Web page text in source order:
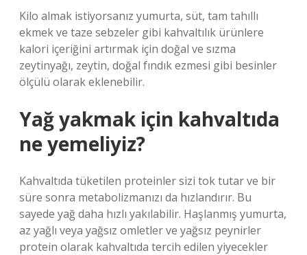
Kilo almak istiyorsanız yumurta, süt, tam tahıllı
ekmek ve taze sebzeler gibi kahvaltılık ürünlere
kalori içeriğini artırmak için doğal ve sızma
zeytinyağı, zeytin, doğal fındık ezmesi gibi besinler
ölçülü olarak eklenebilir.
Yağ yakmak için kahvaltıda
ne yemeliyiz?
Kahvaltıda tüketilen proteinler sizi tok tutar ve bir
süre sonra metabolizmanızı da hızlandırır. Bu
sayede yağ daha hızlı yakılabilir. Haşlanmış yumurta,
az yağlı veya yağsız omletler ve yağsız peynirler
protein olarak kahvaltıda tercih edilen yiyecekler